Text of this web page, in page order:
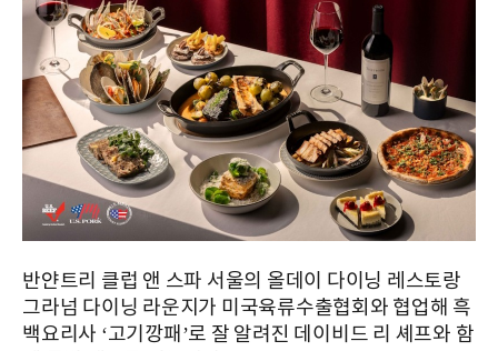
반얀트리 클럽 앤 스파 서울의 올데이 다이닝 레스토랑
그라넘 다이닝 라운지가 미국육류수출협회와 협업해 흑
백요리사 ‘고기깡패’로 잘 알려진 데이비드 리 셰프와 함